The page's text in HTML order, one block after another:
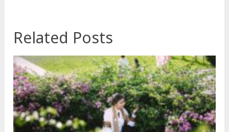
Related Posts